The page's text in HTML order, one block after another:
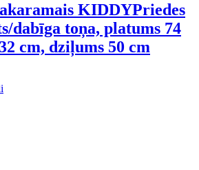
KIDDYPriedes
dabīga toņa, platums 74
cm, dziļums 50 cm